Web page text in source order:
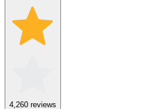
4,260 reviews